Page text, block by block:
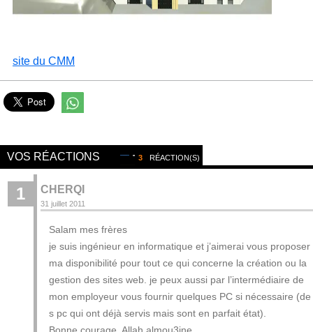
site du CMM
VOS RÉACTIONS 3 RÉACTION(S)
1 CHERQI
31 juillet 2011
Salam mes frères
je suis ingénieur en informatique et j’aimerai vous proposer
ma disponibilité pour tout ce qui concerne la création ou la
gestion des sites web. je peux aussi par l’intermédiaire de
mon employeur vous fournir quelques PC si nécessaire (de
s pc qui ont déjà servis mais sont en parfait état).